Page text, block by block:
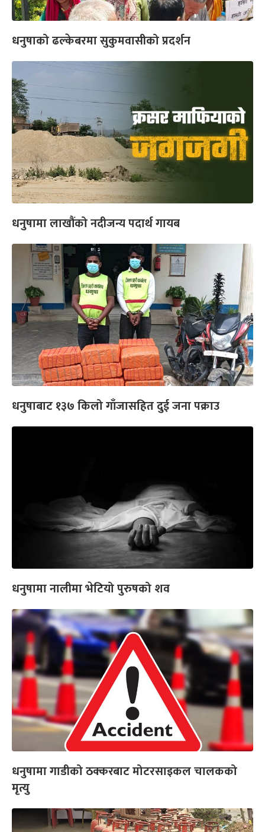
धनुषाको ढल्केबरमा सुकुमवासीको प्रदर्शन
धनुषामा लाखौंको नदीजन्य पदार्थ गायब
धनुषाबाट १३७ किलो गाँजासहित दुई जना पक्राउ
धनुषामा नालीमा भेटियो पुरुषको शव
धनुषामा गाडीको ठक्करबाट मोटरसाइकल चालकको
मृत्यु